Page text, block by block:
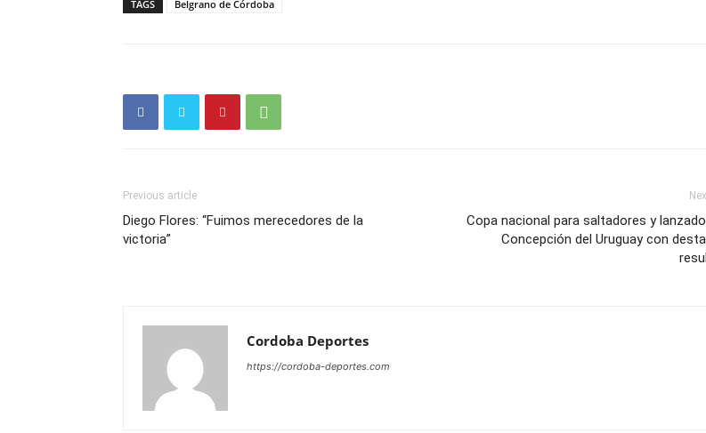
TAGS Belgrano de Córdoba
Previous article
Diego Flores: “Fuimos merecedores de la
victoria”
Copa nacional para saltadores y
Concepción del Uruguay con
Cordoba Deportes
https://cordoba-deportes.com